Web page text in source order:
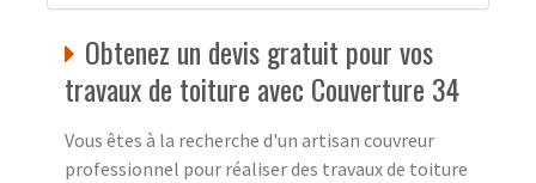
Obtenez un devis gratuit pour vos
travaux de toiture avec Couverture 34
Vous êtes à la recherche d'un artisan couvreur
professionnel pour réaliser des travaux de toiture